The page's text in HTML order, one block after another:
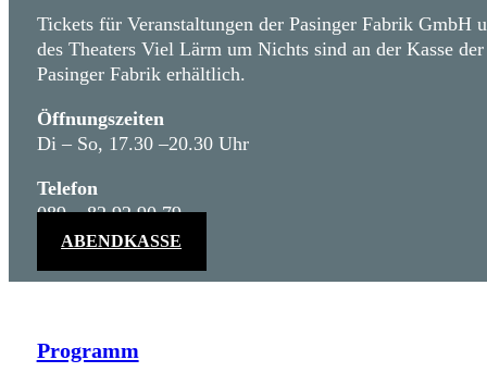
Tickets für Veranstaltungen der Pasinger Fabrik GmbH
des Theaters Viel Lärm um Nichts sind an der Kasse der
Pasinger Fabrik erhältlich.
Öffnungszeiten
Di – So, 17.30 –20.30 Uhr
Telefon
089 – 82 92 90 79
ABENDKASSE
Programm